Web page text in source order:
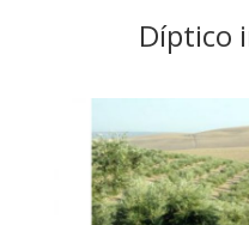
Díptico